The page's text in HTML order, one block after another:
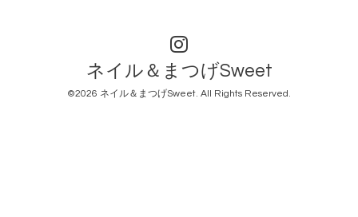
ネイル＆まつげSweet
©2026 ネイル＆まつげSweet. All Rights Reserved.